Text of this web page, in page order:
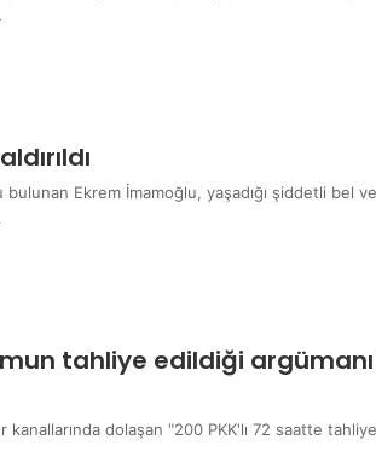
Ekrem İmamoğlu, yaşadığı şiddetli bel ve
tahliye edildiği
dolaşan "200 PKK'lı 72 saatte